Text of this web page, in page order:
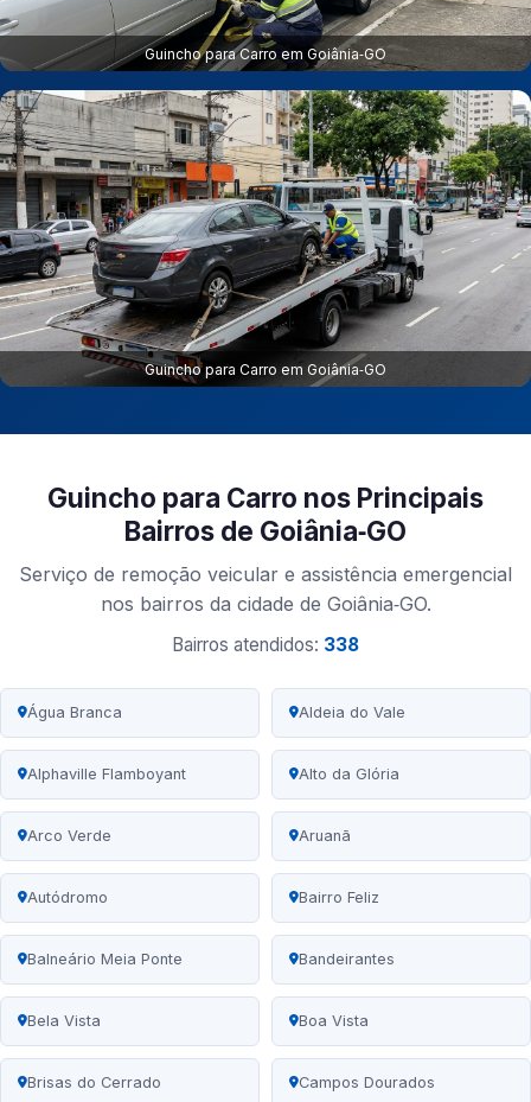
Guincho para Carro em Goiânia‑GO
Guincho para Carro em Goiânia‑GO
Guincho para Carro nos Principais
Bairros de Goiânia‑GO
Serviço de remoção veicular e assistência emergencial
nos bairros da cidade de Goiânia‑GO.
Bairros atendidos: 338
Água Branca Aldeia do Vale
Alphaville Flamboyant Alto da Glória
Arco Verde Aruanã
Autódromo Bairro Feliz
Balneário Meia Ponte Bandeirantes
Bela Vista Boa Vista
Brisas do Cerrado Campos Dourados